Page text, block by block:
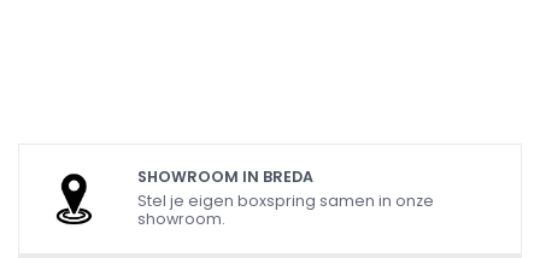
SHOWROOM IN BREDA
Stel je eigen boxspring samen in onze
showroom.